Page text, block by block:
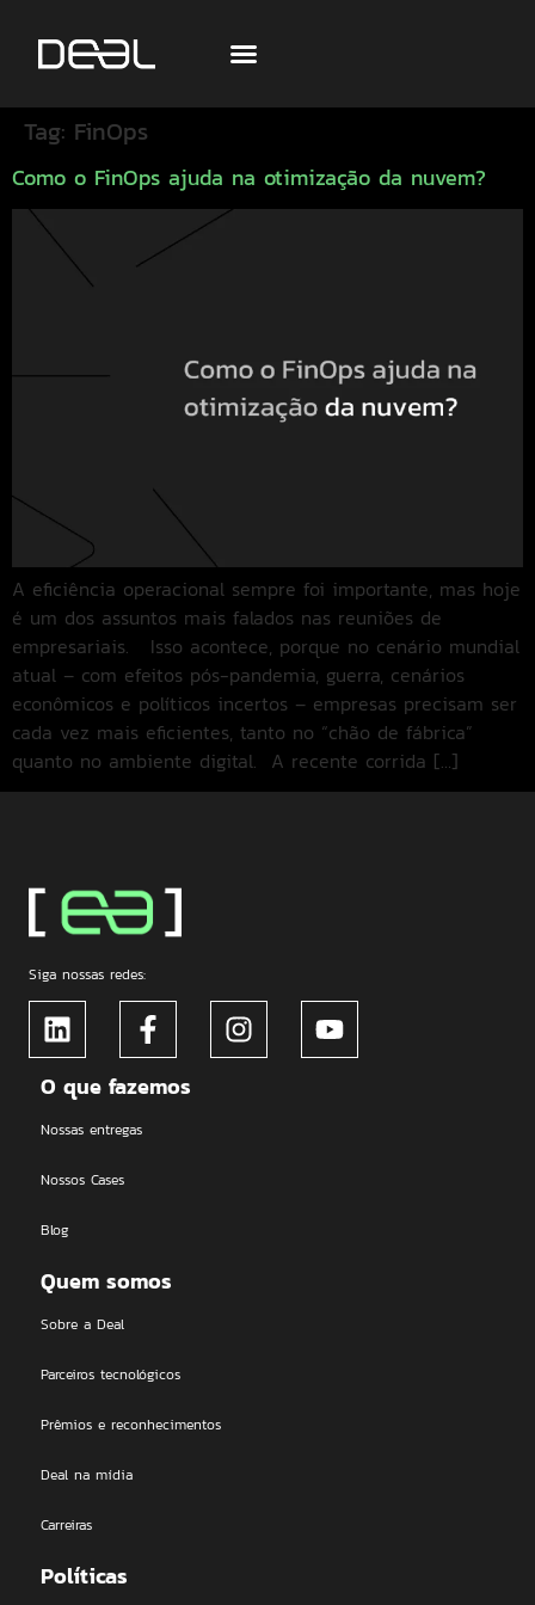
Tag: FinOps
Como o FinOps ajuda na otimização da nuvem?
A eficiência operacional sempre foi importante, mas hoje
é um dos assuntos mais falados nas reuniões de
empresariais. Isso acontece, porque no cenário mundial
atual – com efeitos pós-pandemia, guerra, cenários
econômicos e políticos incertos – empresas precisam ser
cada vez mais eficientes, tanto no “chão de fábrica”
quanto no ambiente digital. A recente corrida […]
Siga nossas redes:
O que fazemos
Nossas entregas
Nossos Cases
Blog
Quem somos
Sobre a Deal
Parceiros tecnológicos
Prêmios e reconhecimentos
Deal na mídia
Carreiras
Políticas